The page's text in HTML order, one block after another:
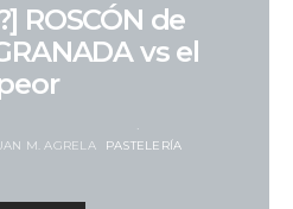
ROSCÓN de
vs el
M. AGRELA PASTELERÍA